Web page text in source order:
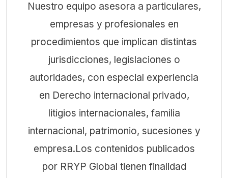
Nuestro equipo asesora a particulares,
empresas y profesionales en
procedimientos que implican distintas
jurisdicciones, legislaciones o
autoridades, con especial experiencia
en Derecho internacional privado,
litigios internacionales, familia
internacional, patrimonio, sucesiones y
empresa.Los contenidos publicados
por RRYP Global tienen finalidad